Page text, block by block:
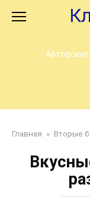
Главная » Вторые